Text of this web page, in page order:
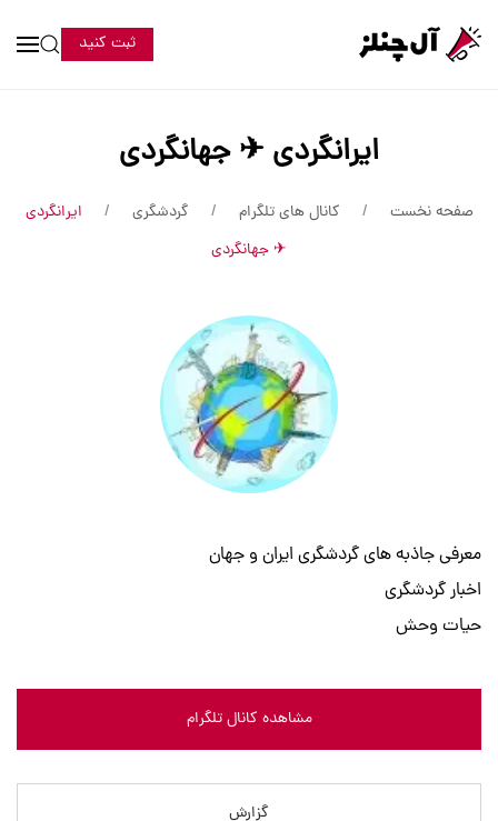
ثبت کنید
ایرانگردی ✈ جهانگردی
صفحه نخست کانال های تلگرام گردشگری
ایرانگردی
✈ جهانگردی
معرفی جاذبه های گردشگری ایران و جهان
اخبار گردشگری
حیات وحش
مشاهده کانال تلگرام
گزارش